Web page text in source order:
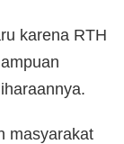
karena RTH
masyarakat